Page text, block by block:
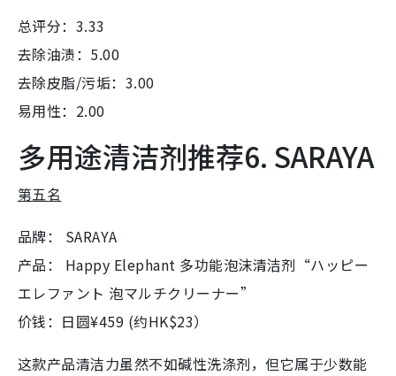
总评分：3.33
去除油渍：5.00
去除皮脂/污垢：3.00
易用性：2.00
多用途清洁剂推荐6. SARAYA
第五名
品牌： SARAYA
产品： Happy Elephant 多功能泡沫清洁剂“ハッピー
エレファント 泡マルチクリーナー”
价钱：日圆¥459 (约HK$23）
这款产品清洁力虽然不如碱性洗涤剂，但它属于少数能